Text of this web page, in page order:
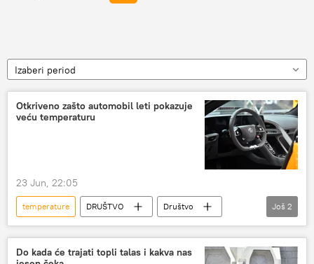
Izaberi period
Otkriveno zašto automobil leti pokazuje
veću temperaturu
23 Jun, 22:05
temperature DRUŠTVO
Društvo
Srbija – društvo
Automobili
Još 2
Do kada će trajati topli talas i kakva nas